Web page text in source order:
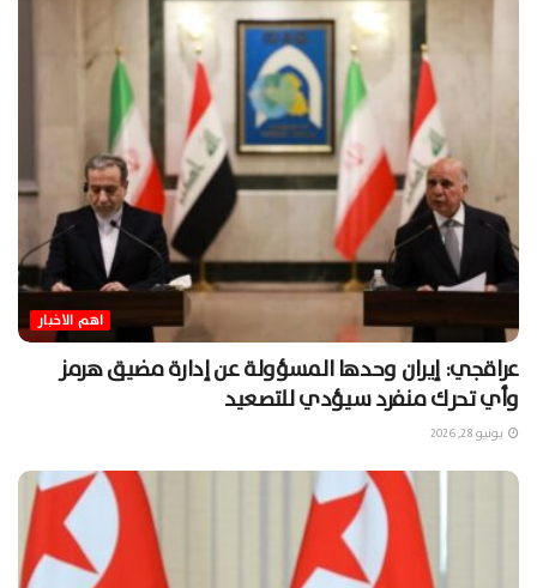
اهم الاخبار
عراقجي: إيران وحدها المسؤولة عن إدارة مضيق هرمز
وأي تحرك منفرد سيؤدي للتصعيد
يونيو 28, 2026